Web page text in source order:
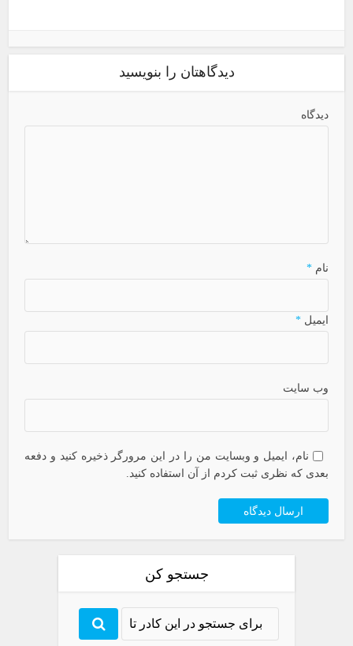
دیدگاهتان را بنویسید
دیدگاه
نام*
ایمیل*
وب سایت
نام، ایمیل و وبسایت من را در این مرورگر ذخیره کنید و دفعه
بعدی که نظری ثبت کردم از آن استفاده کنید.
جستجو کن